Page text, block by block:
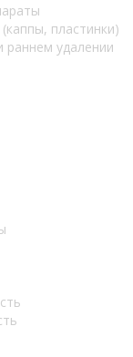
пластинки)
раннем удалении